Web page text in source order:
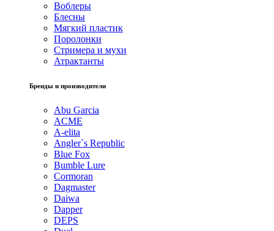
Воблеры
Блесны
Мягкий пластик
Поролонки
Стримера и мухи
Атрактанты
Бренды и производители
Abu Garcia
ACME
A-elita
Angler`s Republic
Blue Fox
Bumble Lure
Cormoran
Dagmaster
Daiwa
Dapper
DEPS